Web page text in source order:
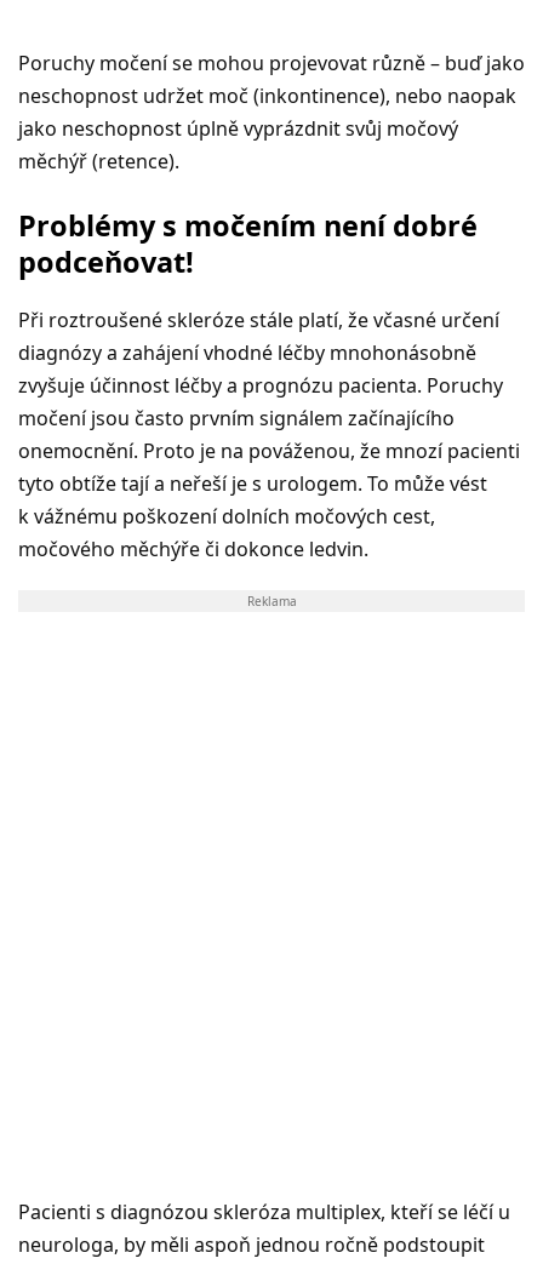
Poruchy močení se mohou projevovat různě – buď jako
neschopnost udržet moč (inkontinence), nebo naopak
jako neschopnost úplně vyprázdnit svůj močový
měchýř (retence).
Problémy s močením není dobré
podceňovat!
Při roztroušené skleróze stále platí, že včasné určení
diagnózy a zahájení vhodné léčby mnohonásobně
zvyšuje účinnost léčby a prognózu pacienta. Poruchy
močení jsou často prvním signálem začínajícího
onemocnění. Proto je na pováženou, že mnozí pacienti
tyto obtíže tají a neřeší je s urologem. To může vést
k vážnému poškození dolních močových cest,
močového měchýře či dokonce ledvin.
Reklama
Pacienti s diagnózou skleróza multiplex, kteří se léčí u
neurologa, by měli aspoň jednou ročně podstoupit